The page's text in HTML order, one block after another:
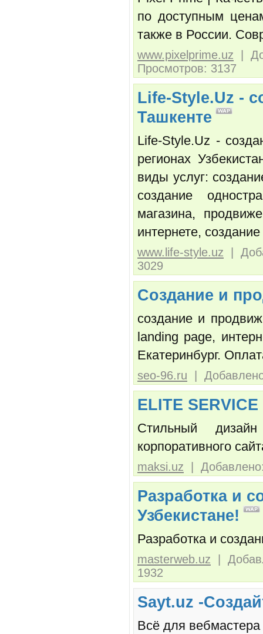
по доступным
также в России.
www.pixelprime.uz |
Просмотров: 3137
Life-Style.Uz -
Ташкенте
Life-Style.Uz -
регионах
виды услуг:
создание
магазина,
интернете,
www.life-style.uz |
3029
Создание и
создание и
landing page,
Екатеринбург.
seo-96.ru |
ELITE
Стильный
корпоративного
maksi.uz |
Разработка и
Узбекистане!
Разработка и
masterweb.uz |
1932
Sayt.uz -
Всё для вебмастера